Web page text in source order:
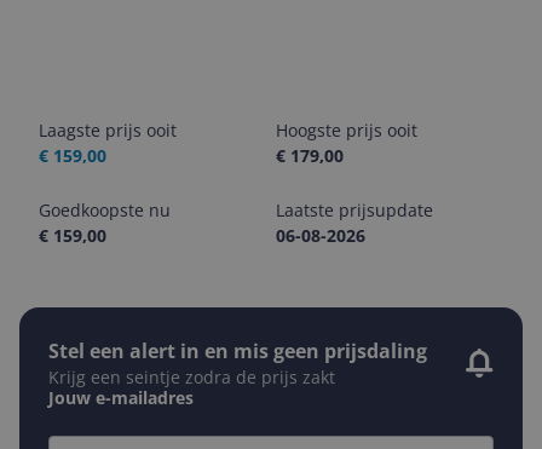
Laagste prijs ooit
€ 159,00
Hoogste prijs ooit
€ 179,00
Goedkoopste nu
€ 159,00
Laatste prijsupdate
06-08-2026
Stel een alert in en mis geen prijsdaling
Krijg een seintje zodra de prijs zakt
Jouw e-mailadres